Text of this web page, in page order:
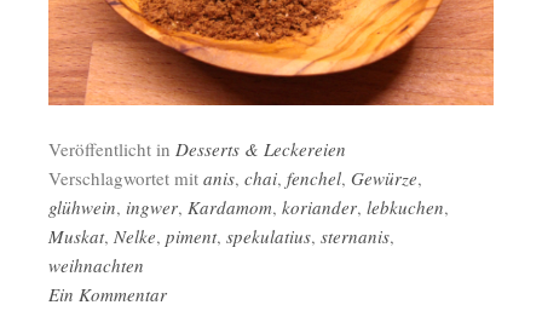
Veröffentlicht in Desserts & Leckereien
Verschlagwortet mit anis, chai, fenchel, Gewürze,
glühwein, ingwer, Kardamom, koriander, lebkuchen,
Muskat, Nelke, piment, spekulatius, sternanis,
weihnachten
Ein Kommentar